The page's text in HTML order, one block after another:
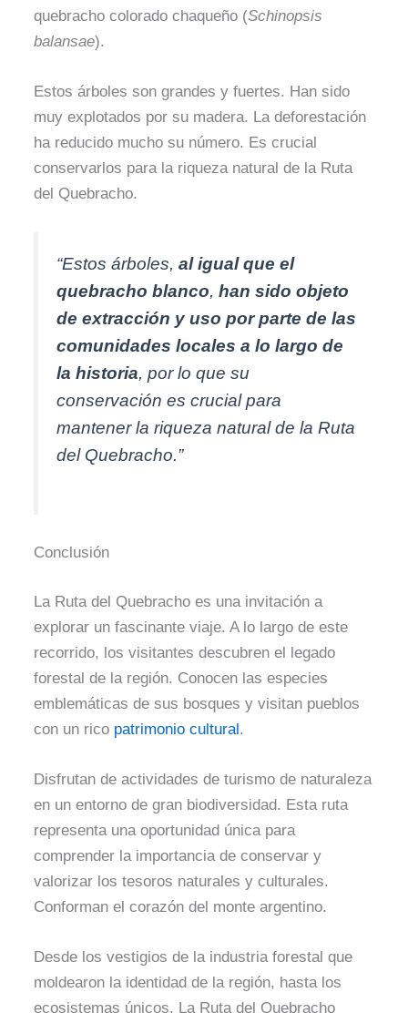
quebracho colorado chaqueño (Schinopsis
balansae).
Estos árboles son grandes y fuertes. Han sido
muy explotados por su madera. La deforestación
ha reducido mucho su número. Es crucial
conservarlos para la riqueza natural de la Ruta
del Quebracho.
“Estos árboles, al igual que el
quebracho blanco, han sido objeto
de extracción y uso por parte de las
comunidades locales a lo largo de
la historia, por lo que su
conservación es crucial para
mantener la riqueza natural de la Ruta
del Quebracho.”
Conclusión
La Ruta del Quebracho es una invitación a
explorar un fascinante viaje. A lo largo de este
recorrido, los visitantes descubren el legado
forestal de la región. Conocen las especies
emblemáticas de sus bosques y visitan pueblos
con un rico patrimonio cultural.
Disfrutan de actividades de turismo de naturaleza
en un entorno de gran biodiversidad. Esta ruta
representa una oportunidad única para
comprender la importancia de conservar y
valorizar los tesoros naturales y culturales.
Conforman el corazón del monte argentino.
Desde los vestigios de la industria forestal que
moldearon la identidad de la región, hasta los
ecosistemas únicos. La Ruta del Quebracho